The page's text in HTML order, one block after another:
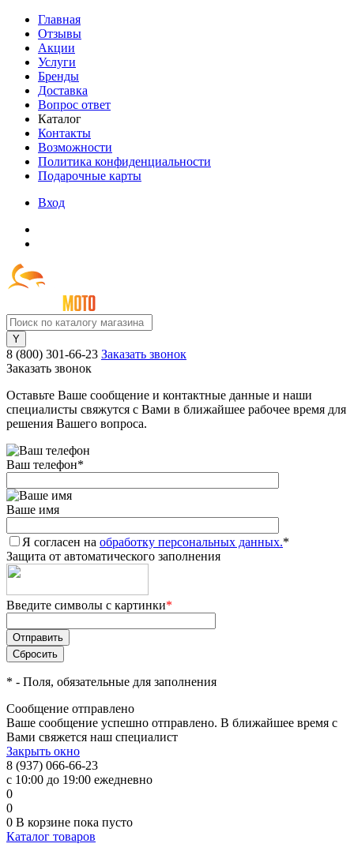
Главная
Отзывы
Акции
Услуги
Бренды
Доставка
Вопрос ответ
Каталог
Контакты
Возможности
Политика конфиденциальности
Подарочные карты
Вход
8 (800) 301-66-23 Заказать звонок
Заказать звонок
Оставьте Ваше сообщение и контактные данные и наши
специалисты свяжутся с Вами в ближайшее рабочее время для
решения Вашего вопроса.
Ваш телефон*
Ваше имя
Я согласен на обработку персональных данных.*
Защита от автоматического заполнения
Введите символы с картинки*
* - Поля, обязательные для заполнения
Сообщение отправлено
Ваше сообщение успешно отправлено. В ближайшее время с
Вами свяжется наш специалист
Закрыть окно
8 (937) 066-66-23
с 10:00 до 19:00 ежедневно
0
0
0 В корзине пока пусто
Каталог товаров